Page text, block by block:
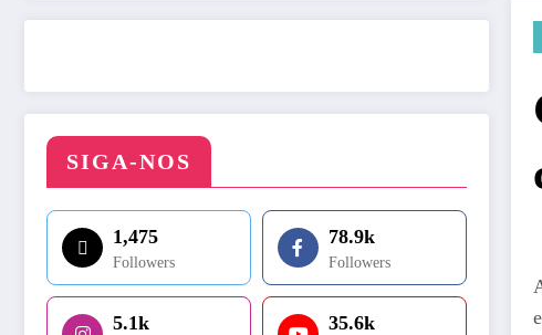
SIGA-NOS
1,475
Followers
78.9k
Followers
5.1k 35.6k